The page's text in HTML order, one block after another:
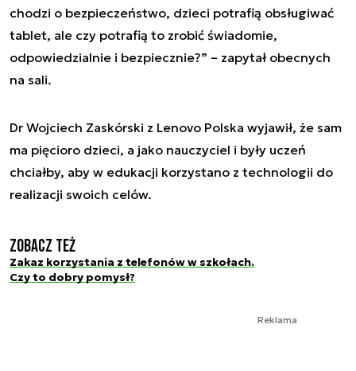
chodzi o bezpieczeństwo, dzieci potrafią obsługiwać
tablet, ale czy potrafią to zrobić świadomie,
odpowiedzialnie i bezpiecznie?” – zapytał obecnych
na sali.
Dr Wojciech Zaskórski z Lenovo Polska wyjawił, że sam
ma pięcioro dzieci, a jako nauczyciel i były uczeń
chciałby, aby w edukacji korzystano z technologii do
realizacji swoich celów.
Zobacz też
Zakaz korzystania z telefonów w szkołach.
Czy to dobry pomysł?
Reklama